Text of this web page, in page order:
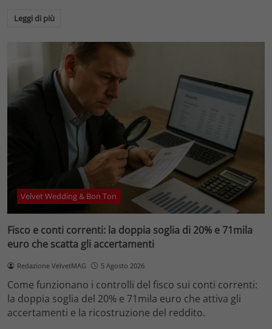
Leggi di più
Velvet Wedding & Bon Ton
Fisco e conti correnti: la doppia soglia di 20% e 71mila
euro che scatta gli accertamenti
Redazione VelvetMAG 5 Agosto 2026
Come funzionano i controlli del fisco sui conti correnti:
la doppia soglia del 20% e 71mila euro che attiva gli
accertamenti e la ricostruzione del reddito.